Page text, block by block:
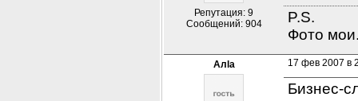
Репутация: 9
Сообщений: 904
P.S.
Фото
Алla 17 фев 2007 в
Бизнес-